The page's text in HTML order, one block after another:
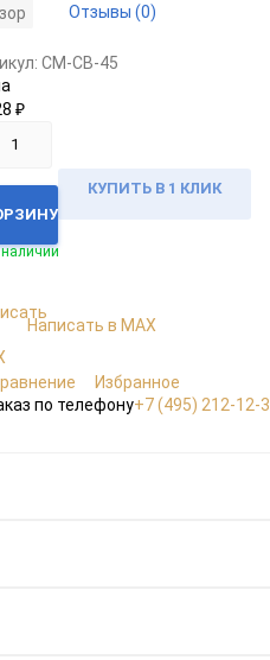
Отзывы (0)
CM-СВ-45
₽
КУПИТЬ В 1 КЛИК
Написать в MAX
Избранное
по телефону+7 (495) 212-12-